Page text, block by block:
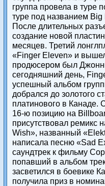
группа провела в туре
туре под названием Big
После длительных
создание новой
месяцев. Третий
«Finger Eleven» и
продюсером был
сегодняшний день,
успешный альбом
добрался до золотого
платинового в Канаде.
16-ю позицию на
присутствовал ремикс
Wish», названный
написала песню «Sad
саундтрек к фильму
попавший в альбом
засветился в боевике
получила приз в